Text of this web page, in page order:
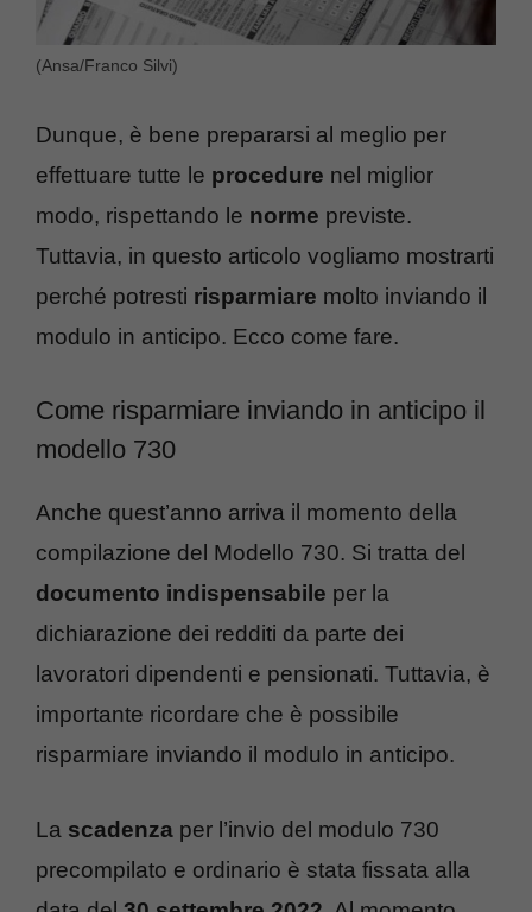
(Ansa/Franco Silvi)
Dunque, è bene prepararsi al meglio per
effettuare tutte le procedure nel miglior
modo, rispettando le norme previste.
Tuttavia, in questo articolo vogliamo mostrarti
perché potresti risparmiare molto inviando il
modulo in anticipo. Ecco come fare.
Come risparmiare inviando in anticipo il
modello 730
Anche quest’anno arriva il momento della
compilazione del Modello 730. Si tratta del
documento indispensabile per la
dichiarazione dei redditi da parte dei
lavoratori dipendenti e pensionati. Tuttavia, è
importante ricordare che è possibile
risparmiare inviando il modulo in anticipo.
La scadenza per l’invio del modulo 730
precompilato e ordinario è stata fissata alla